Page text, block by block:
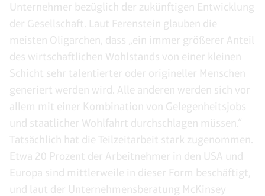
Unternehmer bezüglich der zukünftigen Entwicklung
der Gesellschaft. Laut Ferenstein glauben die
meisten Oligarchen, dass „ein immer größerer Anteil
des wirtschaftlichen Wohlstands von einer kleinen
Schicht sehr talentierter oder origineller Menschen
generiert werden wird. Alle anderen werden sich vor
allem mit einer Kombination von Gelegenheitsjobs
und staatlicher Wohlfahrt durchschlagen müssen.“
Tatsächlich hat die Teilzeitarbeit stark zugenommen.
Etwa 20 Prozent der Arbeitnehmer in den USA und
Europa sind mittlerweile in dieser Form beschäftigt,
und
laut der Unternehmensberatung McKinsey